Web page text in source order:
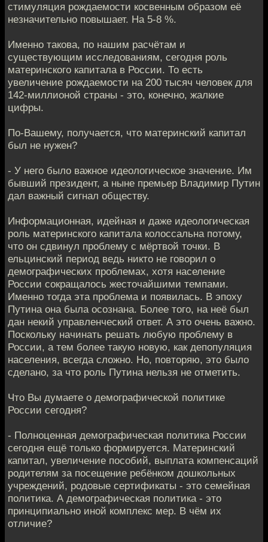
стимуляция рождаемости косвенным образом её
незначительно повышает. На 5-8 %.
Именно такова, по нашим расчётам и
существующим исследованиям, сегодня роль
материнского капитала в России. То есть
увеличение рождаемости на 200 тысяч человек для
142-миллионой страны - это, конечно, жалкие
цифры.
По-Вашему, получается, что материнский капитал
был не нужен?
- У него было важное идеологическое значение. Им
бывший президент, а ныне премьер Владимир Путин
дал важный сигнал обществу.
Информационная, идейная и даже идеологическая
роль материнского капитала колоссальна потому,
что он сдвинул проблему с мёртвой точки. В
ельцинский период ведь никто не говорил о
демографических проблемах, хотя население
России сокращалось жесточайшими темпами.
Именно тогда эта проблема и появилась. В эпоху
Путина она была осознана. Более того, на неё был
дан некий управленческий ответ. А это очень важно.
Поскольку начинать решать любую проблему в
России, а тем более такую новую, как депопуляция
населения, всегда сложно. Но, повторяю, это было
сделано, за что роль Путина нельзя не отметить.
Что Вы думаете о демографической политике
России сегодня?
- Полноценная демографическая политика России
сегодня ещё только формируется. Материнский
капитал, увеличение пособий, выплата компенсаций
родителям за посещение ребёнком дошкольных
учреждений, родовые сертификаты - это семейная
политика. А демографическая политика - это
принципиально иной комплекс мер. В чём их
отличие?